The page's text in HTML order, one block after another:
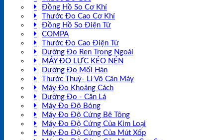
Đồng Hồ So Cơ Khí
Thước Đo Cao Cơ Khí
Đồng Hồ So Điện Tử
COMPA
Thước Đo Cao Điện Tử
Dưỡng Đo Ren Trong Ngoài
MÁY ĐO LỰC KÉO NÉN
Dưỡng Đo Mối Hàn
Thước Thuỷ- Li Vô Cân Máy
Máy Đo Khoảng Cách
Dưỡng Đo - Căn Lá
Máy Đo Độ Bóng
Máy Đo Độ Cứng Bê Tông
Máy Đo Độ Cứng Của Kim Loại
Máy Đo Độ Cứng Của Mút Xốp